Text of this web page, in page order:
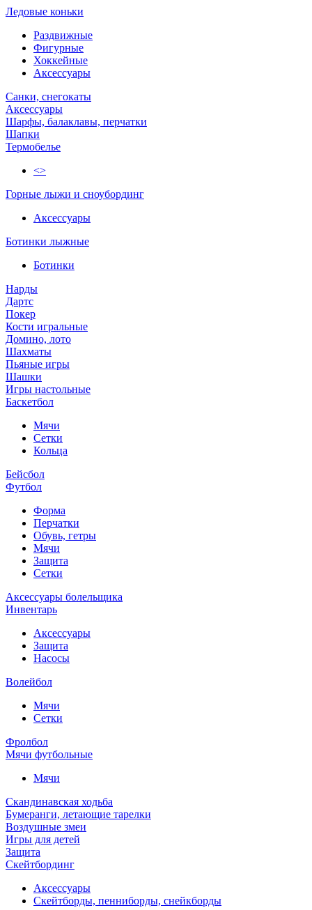
Ледовые коньки
Раздвижные
Фигурные
Хоккейные
Аксессуары
Санки, снегокаты
Аксессуары
Шарфы, балаклавы, перчатки
Шапки
Термобелье
<>
Горные лыжи и сноубординг
Аксессуары
Ботинки лыжные
Ботинки
Нарды
Дартс
Покер
Кости игральные
Домино, лото
Шахматы
Пьяные игры
Шашки
Игры настольные
Баскетбол
Мячи
Сетки
Кольца
Бейсбол
Футбол
Форма
Перчатки
Обувь, гетры
Мячи
Защита
Сетки
Аксессуары болельщика
Инвентарь
Аксессуары
Защита
Насосы
Волейбол
Мячи
Сетки
Фролбол
Мячи футбольные
Мячи
Скандинавская ходьба
Бумеранги, летающие тарелки
Воздушные змеи
Игры для детей
Защита
Скейтбординг
Аксессуары
Скейтборды, пенниборды, снейкборды